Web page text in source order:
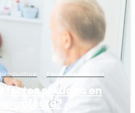
Factor Masculino
sexuales en
afecta?